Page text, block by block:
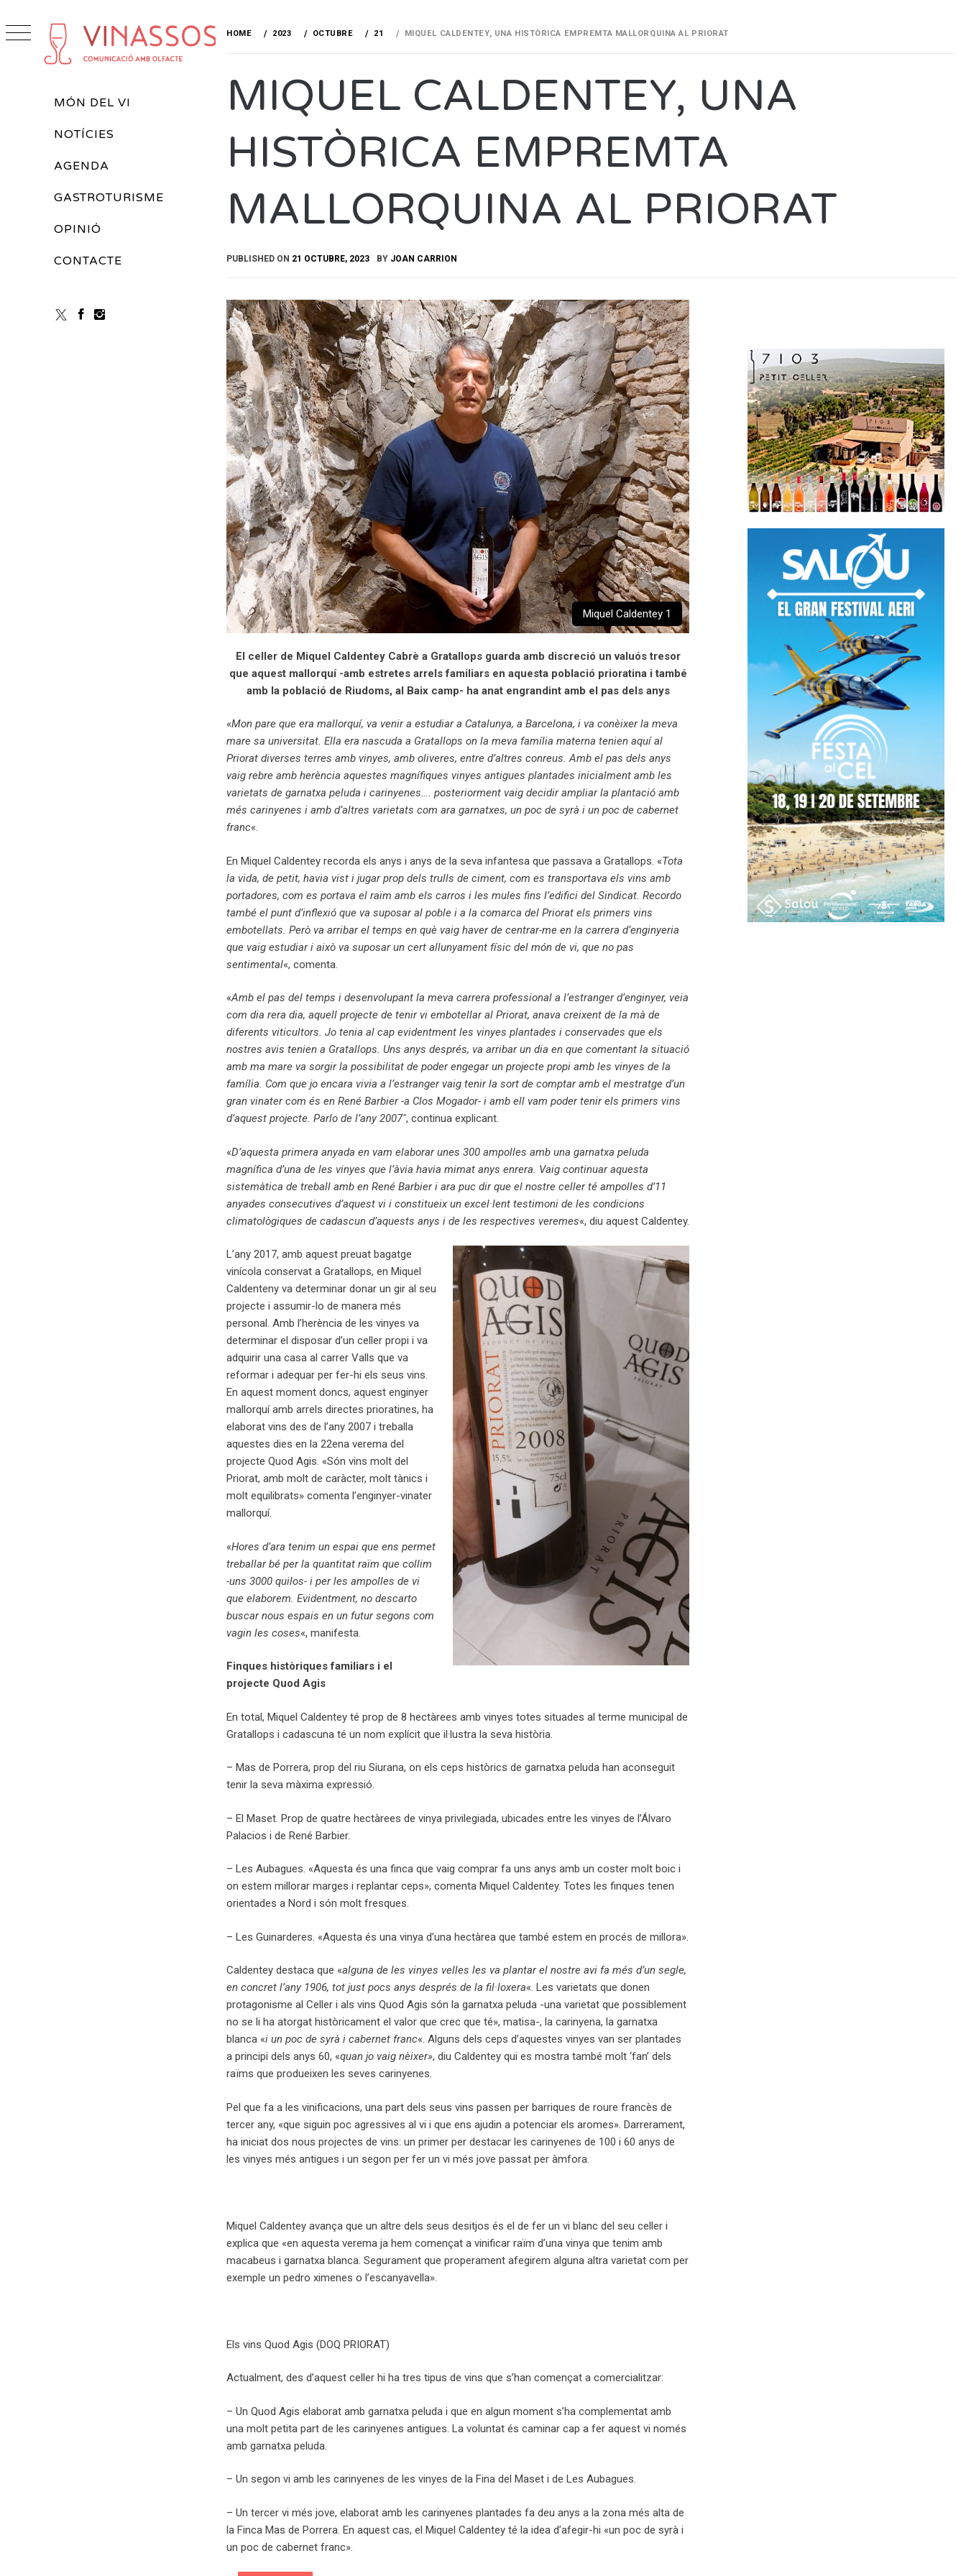
Primary
MÓN DEL VI
NOTÍCIES
AGENDA
GASTROTURISME
OPINIÓ
CONTACTE
to
content
HOME 2023 OCTUBRE 21 MIQUEL CALDENTEY, UNA HISTÒRICA EMPREMTA MALLORQUINA AL PRIORAT
MIQUEL CALDENTEY, UNA
HISTÒRICA EMPREMTA
MALLORQUINA AL PRIORAT
PUBLISHED ON 21 OCTUBRE, 2023 BY JOAN CARRION
Miquel Caldentey 1
El celler de Miquel Caldentey Cabrè a Gratallops guarda amb discreció un valuós tresor
que aquest mallorquí -amb estretes arrels familiars en aquesta població prioratina i també
amb la població de Riudoms, al Baix camp- ha anat engrandint amb el pas dels anys
«Mon pare que era mallorquí, va venir a estudiar a Catalunya, a Barcelona, i va conèixer la meva
mare sa universitat. Ella era nascuda a Gratallops on la meva família materna tenien aquí al
Priorat diverses terres amb vinyes, amb oliveres, entre d’altres conreus. Amb el pas dels anys
vaig rebre amb herència aquestes magnífiques vinyes antigues plantades inicialment amb les
varietats de garnatxa peluda i carinyenes…. posteriorment vaig decidir ampliar la plantació amb
més carinyenes i amb d’altres varietats com ara garnatxes, un poc de syrà i un poc de cabernet
franc«.
En Miquel Caldentey recorda els anys i anys de la seva infantesa que passava a Gratallops. «Tota
la vida, de petit, havia vist i jugar prop dels trulls de ciment, com es transportava els vins amb
portadores, com es portava el raïm amb els carros i les mules fins l’edifici del Sindicat. Recordo
també el punt d’inflexió que va suposar al poble i a la comarca del Priorat els primers vins
embotellats. Però va arribar el temps en què vaig haver de centrar-me en la carrera d’enginyeria
que vaig estudiar i això va suposar un cert allunyament físic del món de vi, que no pas
sentimental«, comenta.
«Amb el pas del temps i desenvolupant la meva carrera professional a l’estranger d’enginyer, veia
com dia rera dia, aquell projecte de tenir vi embotellar al Priorat, anava creixent de la mà de
diferents viticultors. Jo tenia al cap evidentment les vinyes plantades i conservades que els
nostres avis tenien a Gratallops. Uns anys després, va arribar un dia en que comentant la situació
amb ma mare va sorgir la possibilitat de poder engegar un projecte propi amb les vinyes de la
família. Com que jo encara vivia a l’estranger vaig tenir la sort de comptar amb el mestratge d’un
gran vinater com és en René Barbier -a Clos Mogador- i amb ell vam poder tenir els primers vins
d’aquest projecte. Parlo de l’any 2007″, continua explicant.
«D’aquesta primera anyada en vam elaborar unes 300 ampolles amb una garnatxa peluda
magnífica d’una de les vinyes que l’àvia havia mimat anys enrera. Vaig continuar aquesta
sistemàtica de treball amb en René Barbier i ara puc dir que el nostre celler té ampolles d’11
anyades consecutives d’aquest vi i constitueix un excel·lent testimoni de les condicions
climatològiques de cadascun d’aquests anys i de les respectives veremes«, diu aquest Caldentey.
L’any 2017, amb aquest preuat bagatge
vinícola conservat a Gratallops, en Miquel
Caldenteny va determinar donar un gir al seu
projecte i assumir-lo de manera més
personal. Amb l’herència de les vinyes va
determinar el disposar d’un celler propi i va
adquirir una casa al carrer Valls que va
reformar i adequar per fer-hi els seus vins.
En aquest moment doncs, aquest enginyer
mallorquí amb arrels directes prioratines, ha
elaborat vins des de l’any 2007 i treballa
aquestes dies en la 22ena verema del
projecte Quod Agis. «Són vins molt del
Priorat, amb molt de caràcter, molt tànics i
molt equilibrats» comenta l’enginyer-vinater
mallorquí.
«Hores d’ara tenim un espai que ens permet
treballar bé per la quantitat raïm que collim
-uns 3000 quilos- i per les ampolles de vi
que elaborem. Evidentment, no descarto
buscar nous espais en un futur segons com
vagin les coses«, manifesta.
Finques històriques familiars i el
projecte Quod Agis
En total, Miquel Caldentey té prop de 8 hectàrees amb vinyes totes situades al terme municipal de
Gratallops i cadascuna té un nom explícit que il·lustra la seva història.
– Mas de Porrera, prop del riu Siurana, on els ceps històrics de garnatxa peluda han aconseguit
tenir la seva màxima expressió.
– El Maset. Prop de quatre hectàrees de vinya privilegiada, ubicades entre les vinyes de l’Álvaro
Palacios i de René Barbier.
– Les Aubagues. «Aquesta és una finca que vaig comprar fa uns anys amb un coster molt boic i
on estem millorar marges i replantar ceps», comenta Miquel Caldentey. Totes les finques tenen
orientades a Nord i són molt fresques.
– Les Guinarderes. «Aquesta és una vinya d’una hectàrea que també estem en procés de millora».
Caldentey destaca que «alguna de les vinyes velles les va plantar el nostre avi fa més d’un segle,
en concret l’any 1906, tot just pocs anys després de la fil·loxera«. Les varietats que donen
protagonisme al Celler i als vins Quod Agis són la garnatxa peluda -una varietat que possiblement
no se li ha atorgat històricament el valor que crec que té», matisa-, la carinyena, la garnatxa
blanca «i un poc de syrà i cabernet franc«. Alguns dels ceps d’aquestes vinyes van ser plantades
a principi dels anys 60, «quan jo vaig nèixer», diu Caldentey qui es mostra també molt ‘fan’ dels
raïms que produeixen les seves carinyenes.
Pel que fa a les vinificacions, una part dels seus vins passen per barriques de roure francès de
tercer any, «que siguin poc agressives al vi i que ens ajudin a potenciar els aromes». Darrerament,
ha iniciat dos nous projectes de vins: un primer per destacar les carinyenes de 100 i 60 anys de
les vinyes més antigues i un segon per fer un vi més jove passat per àmfora.
Miquel Caldentey avança que un altre dels seus desitjos és el de fer un vi blanc del seu celler i
explica que «en aquesta verema ja hem començat a vinificar raïm d’una vinya que tenim amb
macabeus i garnatxa blanca. Segurament que properament afegirem alguna altra varietat com per
exemple un pedro ximenes o l’escanyavella».
Els vins Quod Agis (DOQ PRIORAT)
Actualment, des d’aquest celler hi ha tres tipus de vins que s’han començat a comercialitzar:
– Un Quod Agis elaborat amb garnatxa peluda i que en algun moment s’ha complementat amb
una molt petita part de les carinyenes antigues. La voluntat és caminar cap a fer aquest vi només
amb garnatxa peluda.
– Un segon vi amb les carinyenes de les vinyes de la Fina del Maset i de Les Aubagues.
– Un tercer vi més jove, elaborat amb les carinyenes plantades fa deu anys a la zona més alta de
la Finca Mas de Porrera. En aquest cas, el Miquel Caldentey té la idea d’afegir-hi «un poc de syrà i
un poc de cabernet franc».